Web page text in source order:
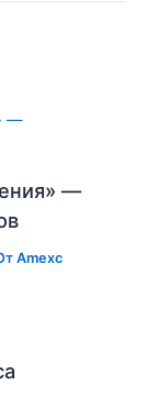
—
Amexc